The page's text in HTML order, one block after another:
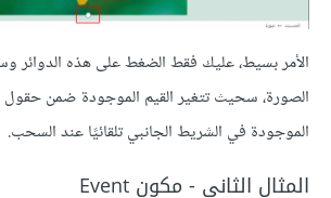
الأمر بسيط، عليك فقط الضغط على هذه الدوائر
الصورة، سحيث تتغير القيم الموجودة ضمن حقول
الموجودة في الشريط الجانبي تلقائيًا عند السحب.
المثال الثاني - مكون Event